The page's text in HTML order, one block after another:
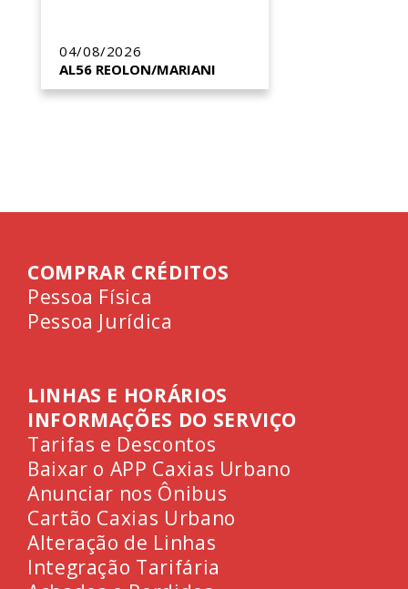
04/08/2026
AL56 REOLON/MARIANI
COMPRAR CRÉDITOS
Pessoa Física
Pessoa Jurídica
LINHAS E HORÁRIOS
INFORMAÇÕES DO SERVIÇO
Tarifas e Descontos
Baixar o APP Caxias Urbano
Anunciar nos Ônibus
Cartão Caxias Urbano
Alteração de Linhas
Integração Tarifária